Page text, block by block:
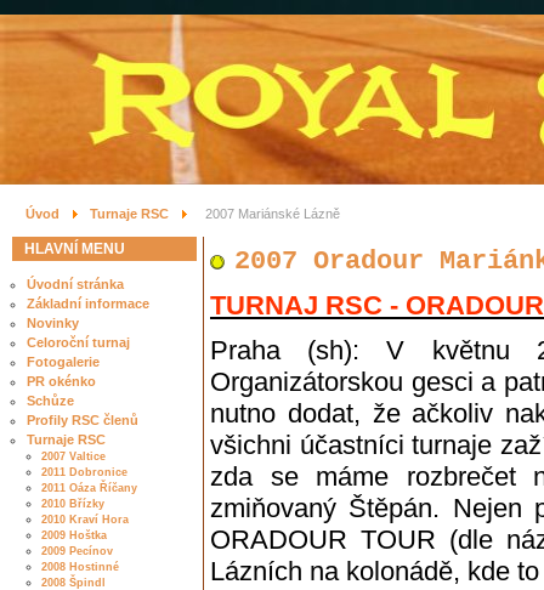
Úvod Turnaje RSC 2007 Mariánské Lázně
HLAVNÍ MENU
Úvodní stránka
Základní informace
Novinky
Celoroční turnaj
Fotogalerie
PR okénko
Schůze
Profily RSC členů
Turnaje RSC
2007 Valtice
2011 Dobronice
2011 Oáza Říčany
2010 Břízky
2010 Kraví Hora
2009 Hoštka
2009 Pecínov
2008 Hostinné
2008 Špindl
2007 Oradour
TURNAJ RSC -
Praha (sh): V květnu
Organizátorskou gesci a
nutno dodat, že ačkoliv
všichni účastníci turnaje
zda se máme rozbrečet
zmiňovaný Štěpán. Nejen
ORADOUR TOUR (dle
Lázních na kolonádě, kde